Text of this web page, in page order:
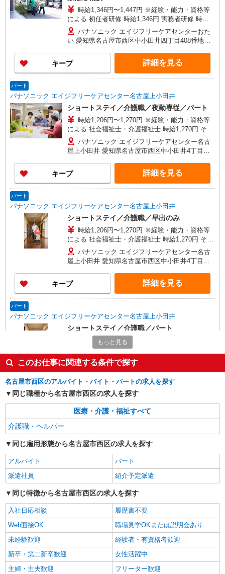
時給1,346円〜1,447円 ※経験・能力・資格等
による 初任者研修 時給1,346円 実務者研修 時給
1,346円 介護福祉士 時給1,447円 ※サービス提供8
件目以降〜1,000円/件 手当あり ※一律処遇改善加
算含む 〇時間外勤務手当 〇土日祝勤務手当 〇無
事故無違反表彰金 〇年末年始勤務手当
パナソニック エイジフリーケアセンターおた
い 愛知県名古屋市西区中小田井四丁目408番地の1
キープ 詳細を見る
パート
パナソニック エイジフリーケアセンター名古屋上小田井
ショートステイ／介護職／夜勤専従／パート
時給1,206円〜1,270円 ※経験・能力・資格等
による 社会福祉士・介護福祉士 時給1,270円 その
他資格 時給1,206円 ※一律処遇改善加算含む 〇時
間外勤務手当 〇土日祝勤務手当 〇夜勤手当 〇無
事故無違反表彰金 〇年末年始勤務手当
パナソニック エイジフリーケアセンター名古
屋上小田井 愛知県名古屋市西区中小田井4丁目
キープ 詳細を見る
パート
パナソニック エイジフリーケアセンター名古屋上小田井
ショートステイ／介護職／早出のみ
時給1,206円〜1,270円 ※経験・能力・資格等
による 社会福祉士・介護福祉士 時給1,270円 その
他資格 時給1,206円 ※一律処遇改善加算含む 〇時
間外勤務手当 〇土日祝勤務手当 〇夜勤手当 〇深
夜勤務手当 〇無事故無違反表彰金 〇年末年始勤務
手当 〇早朝7:00〜8:00/夜間18:00〜20:00は時給
25％UP
パナソニック エイジフリーケアセンター名古
屋上小田井 愛知県名古屋市西区中小田井4丁目
キープ 詳細を見る
パート
パナソニック エイジフリーケアセンター名古屋上小田井
ショートステイ／介護職／パート
時給1,206円〜1,270円 ※経験・能力・資格等
による 社会福祉士・介護福祉士 時給1,270円 その
他資格 時給1,206円 ※一律処遇改善加算含む 〇時
間外勤務手当 〇土日祝勤務手当 〇夜勤手当 〇深
夜勤務手当 〇無事故無違反表彰金 〇年末年始勤務
手当 〇早朝7:00〜8:00/夜間18:00〜20:00は時給
25％UP
パナソニック エイジフリーケアセンター名古
屋上小田井 愛知県名古屋市西区中小田井4丁目
408-1
キープ
パナソニック エイジフリーケアセンター名古屋上小田井
デイサービス／介護職／正社員／介護福祉士
資格等による 介護福祉士 月給 23万3330円 社会福
祉士 月給 23万9510円 ※一律処遇改善加算含む 〇
資格手当 〇職種手当 〇業務手当 〇時間外勤務手
年始勤務手当
パナソニック エイジフリーケアセンター名古
屋上小田井 愛知県名古屋市西区中小田井4丁目
408-1
キープ 詳細を見る
パート
パナソニック エイジフリーケアセンター名古屋上小田井
ショートステイ／介護職／遅出のみ
時給1,206円〜1,270円 ※経験・能力・資格等
による 社会福祉士・介護福祉士 時給1,270円 その
もっと見る
このお仕事に関連する条件で探す
名古屋市西区のアルバイト・バイト・パートの求人を探す
同じ職種から名古屋市西区の求人を探す
医療・介護・福祉すべて
介護職・ヘルパー
同じ雇用形態から名古屋市西区の求人を探す
アルバイト
パート
派遣社員
紹介予定派遣
同じ特徴から名古屋市西区の求人を探す
入社日応相談
履歴書不要
Web面接OK
職場見学OKまたは説明会あり
未経験歓迎
経験者・有資格者歓迎
新卒・第二新卒歓迎
女性活躍中
主婦・主夫歓迎
フリーター歓迎